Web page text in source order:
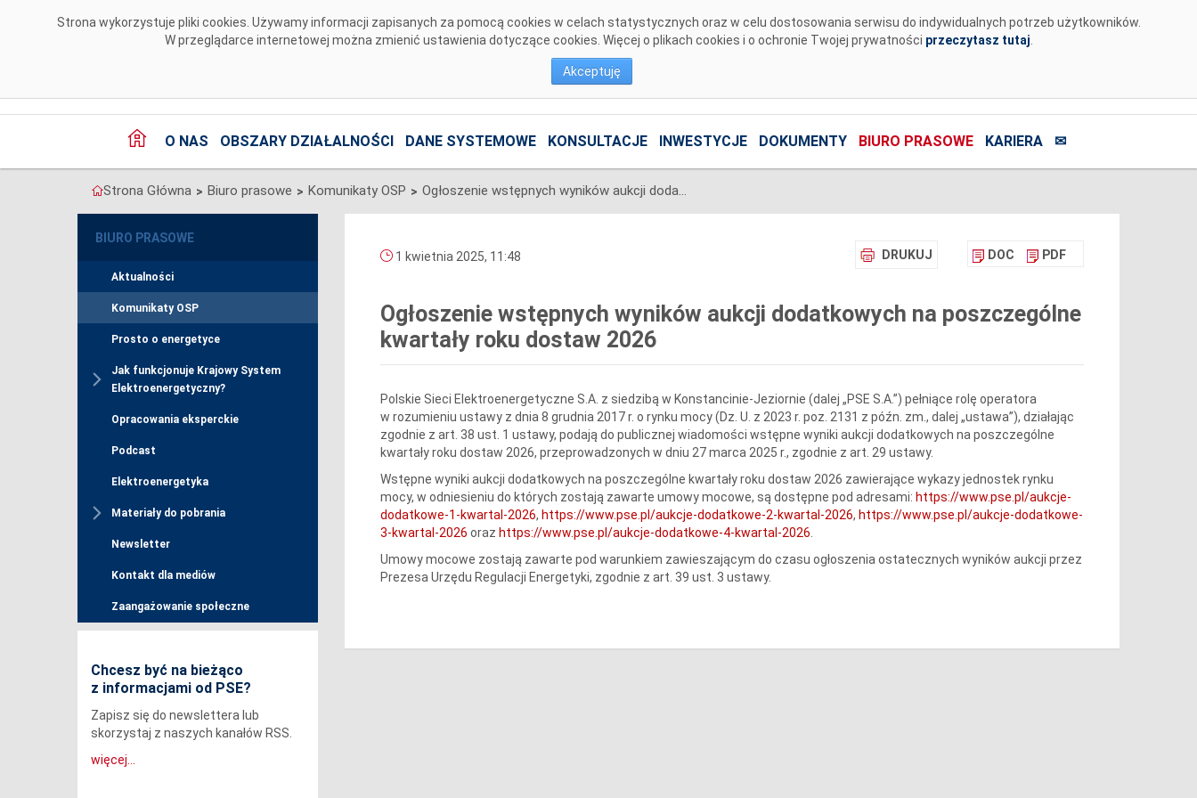
Strona wykorzystuje pliki cookies. Używamy informacji zapisanych za pomocą cookies w celach statystycznych oraz w celu dostosowania serwisu do indywidualnych potrzeb użytkowników.
W przeglądarce internetowej można zmienić ustawienia dotyczące cookies. Więcej o plikach cookies i o ochronie Twojej prywatności przeczytasz tutaj
Akceptuję
O NAS OBSZARY DZIAŁALNOŚCI DANE SYSTEMOWE KONSULTACJE INWESTYCJE DOKUMENTY BIURO PRASOWE KARIERA ✉
Strona Główna > Biuro prasowe > Komunikaty OSP > Ogłoszenie wstępnych wyników aukcji dodatkowych na poszczególne kwartały roku dostaw 2026
BIURO PRASOWE
Aktualności
Komunikaty OSP
Prosto o energetyce
Jak funkcjonuje Krajowy System
Elektroenergetyczny?
Opracowania eksperckie
Podcast
Elektroenergetyka
Materiały do pobrania
Newsletter
Kontakt dla mediów
Zaangażowanie społeczne
Chcesz być na bieżąco
z informacjami od PSE?
Zapisz się do newslettera lub
skorzystaj z naszych kanałów RSS.
więcej...
DRUKUJ DOC PDF
1 kwietnia 2025, 11:48
Ogłoszenie wstępnych wyników aukcji dodatkowych na poszczególne
kwartały roku dostaw 2026
Polskie Sieci Elektroenergetyczne S.A. z siedzibą w Konstancinie-Jeziornie (dalej „PSE S.A.”) pełniące rolę operatora
w rozumieniu ustawy z dnia 8 grudnia 2017 r. o rynku mocy (Dz. U. z 2023 r. poz. 2131 z późn. zm., dalej „ustawa”), działając
zgodnie z art. 38 ust. 1 ustawy, podają do publicznej wiadomości wstępne wyniki aukcji dodatkowych na poszczególne
kwartały roku dostaw 2026, przeprowadzonych w dniu 27 marca 2025 r., zgodnie z art. 29 ustawy.
Wstępne wyniki aukcji dodatkowych na poszczególne kwartały roku dostaw 2026 zawierające wykazy jednostek rynku
mocy, w odniesieniu do których zostają zawarte umowy mocowe, są dostępne pod adresami: https://www.pse.pl/aukcje-
dodatkowe-1-kwartal-2026, https://www.pse.pl/aukcje-dodatkowe-2-kwartal-2026, https://www.pse.pl/aukcje-dodatkowe-
3-kwartal-2026 oraz https://www.pse.pl/aukcje-dodatkowe-4-kwartal-2026
Umowy mocowe zostają zawarte pod warunkiem zawieszającym do czasu ogłoszenia ostatecznych wyników aukcji przez
Prezesa Urzędu Regulacji Energetyki, zgodnie z art. 39 ust. 3 ustawy.